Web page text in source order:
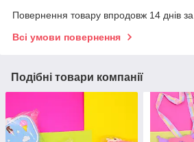
Повернення товару впродовж 14 днів
Всі умови повернення
Подібні товари компанії